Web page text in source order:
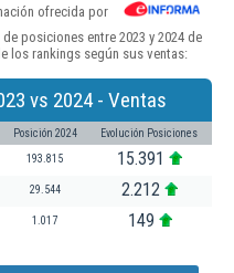
ofrecida por
posiciones entre 2023 y 2024 de
los rankings según sus ventas:
vs 2024 - Ventas
Posición 2024 Evolución Posiciones
193.815 15.391
29.544 2.212
1.017 149